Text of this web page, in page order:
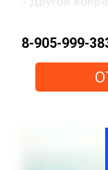
8-905-999-